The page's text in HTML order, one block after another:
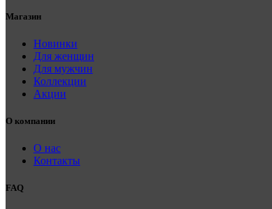
Магазин
Новинки
Для женщин
Для мужчин
Коллекции
Акции
О компании
О нас
Контакты
FAQ